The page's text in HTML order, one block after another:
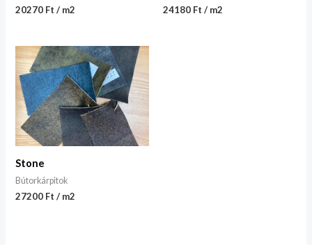
20270 Ft / m2 24180 Ft / m2
Stone
Bútorkárpitok
27200 Ft / m2